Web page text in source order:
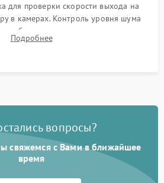
для проверки скорости выхода на
в камерах. Контроль уровня шума
обмерзания стенок и корректного
автоматической оттайки.
Подробнее
вопросы?
свяжемся с Вами в ближайшее
время